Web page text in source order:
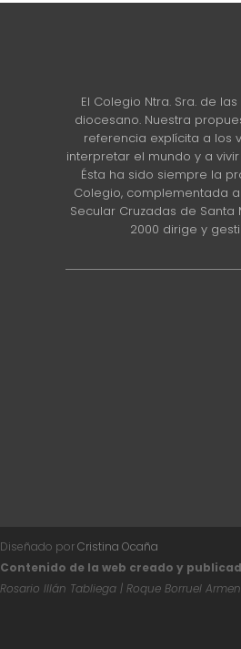
El Colegio Ntra. Sra. de
diocesano. Nuestra
referencia explícita a los
interpretar el mundo y a
Ésta ha sido siempre la
Colegio, complementada
Secular Cruzadas de
2000 dirige y
Diseñado porCristina Ocaña
Contenido de la web creado y
Rosario Illán Tabliega | Roque Borruel